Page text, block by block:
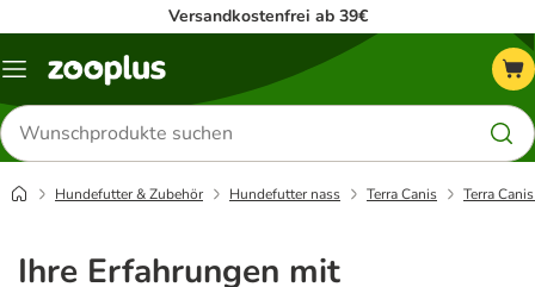
Versandkostenfrei ab 39€
Menü
Produkte
suchen
Hundefutter & Zubehör Hundefutter nass Terra Canis Terra
Ihre Erfahrungen mit